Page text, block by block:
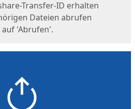
Transfer-ID erhalten
Dateien abrufen
auf 'Abrufen'.